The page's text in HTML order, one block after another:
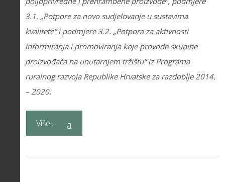
3.1. „Potpore za novo sudjelovanje u sustavima
kvalitete“ i podmjere 3.2. „Potpora za aktivnosti
informiranja i promoviranja koje provode skupine
proizvođača na unutarnjem tržištu“ iz Programa
ruralnog razvoja Republike Hrvatske za razdoblje 2014.
– 2020.
Više...